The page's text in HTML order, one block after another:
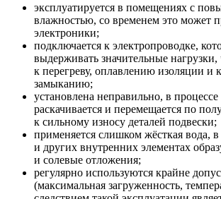
эксплуатируется в помещениях с
влажностью, со временем это может
электроники;
подключается к электропроводке,
выдерживать значительные
к перегреву, оплавлению изоляции и
замыканию;
установлена неправильно, в
раскачивается и перемещается по
к сильному износу деталей подвески;
применяется слишком жёсткая вода, в
и других внутренних элементах
и солевые отложения;
регулярно используются крайне
(максимальная загруженность,